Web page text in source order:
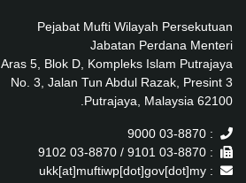
Pejabat Mufti Wilayah Persekutuan
Jabatan Perdana Menteri
Aras 5, Blok D, Kompleks Islam Putrajaya
No. 3, Jalan Tun Abdul Razak, Presint 3
62100 Putrajaya, Malaysia.
: 03-8870 9000
: 03-8870 9101 / 03-8870 9102
: ukk[at]muftiwp[dot]gov[dot]my